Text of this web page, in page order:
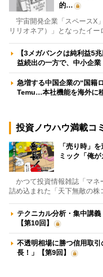
的…
宇宙開発企業「スペースX
リリオネア）」となったイー
【3メガバンクは純利益5
益続出の一方で、中小企
急増する中国企業の“国籍
Temu…本社機能を海外に
投資ノウハウ満載コ
「売り時」
ミック「俺が
かつて投資情報雑誌「マネ
詰め込まれた「天下無敵の株
テクニカル分析・集中講
【第10回】
不透明相場に勝つ信用取
長！」【第9回】